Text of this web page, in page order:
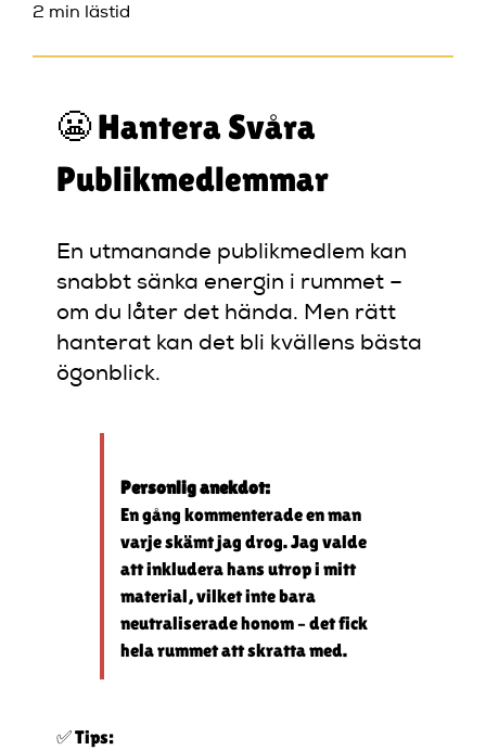
2 min lästid
😬 Hantera Svåra
Publikmedlemmar
En utmanande publikmedlem kan
snabbt sänka energin i rummet –
om du låter det hända. Men rätt
hanterat kan det bli kvällens bästa
ögonblick.
Personlig anekdot:
En gång kommenterade en man
varje skämt jag drog. Jag valde
att inkludera hans utrop i mitt
material, vilket inte bara
neutraliserade honom – det fick
hela rummet att skratta med.
✅ Tips: